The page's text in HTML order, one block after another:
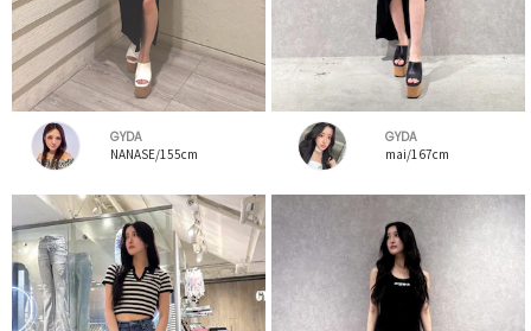
GYDA
NANASE/155cm
GYDA
mai/167cm